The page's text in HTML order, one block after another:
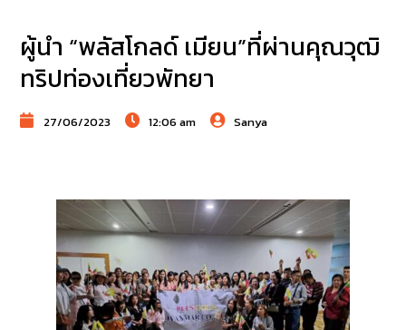
ผู้นำ “พลัสโกลด์ เมียน”ที่ผ่านคุณวุฒิ
ทริปท่องเที่ยวพัทยา
27/06/2023 12:06 am Sanya